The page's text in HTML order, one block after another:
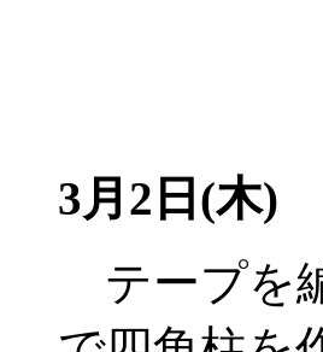
3月2日(木)
テープを